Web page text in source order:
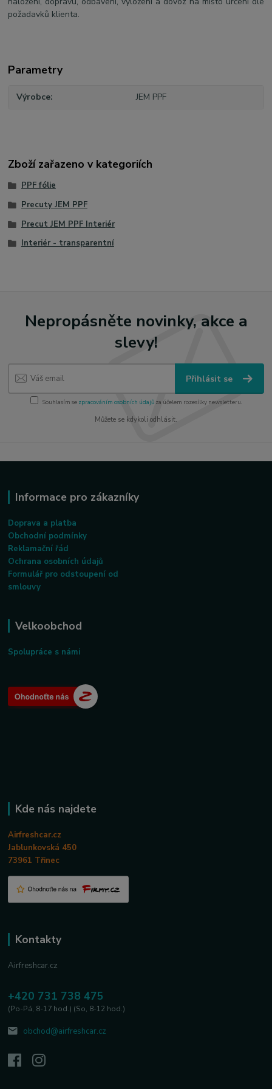
požadavků klienta.
Parametry
Výrobce JEM PPF
Zboží zařazeno v kategoriích
PPF fólie
Precuty JEM PPF
Precut JEM PPF Interiér
Interiér - transparentní
Nepropásněte novinky, akce a
slevy!
Přihlásit se
Souhlasím se zpracováním osobních údajůza účelem rozesílky newsletteru.
Můžete se kdykoli odhlásit.
Informace pro zákazníky
Doprava a platba
Obchodní podmínky
Reklamační řád
Ochrana osobních údajů
Formulář pro odstoupení od
smlouvy
Velkoobchod
Spolupráce s námi
Kde nás najdete
Airfreshcar.cz
Jablunkovská 450
73961 Třinec
Kontakty
Airfreshcar.cz
+420 731 738 475
(Po-Pá, 8-17 hod.) (So, 8-12 hod.)
obchod@airfreshcar.cz